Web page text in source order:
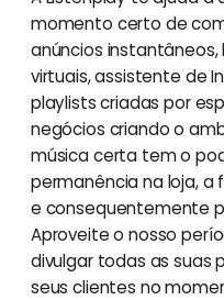
momento certo de
anúncios
virtuais, assistente de
playlists criadas por
negócios criando o
música certa tem o
permanência na loja, a
e consequentemente
Aproveite o nosso
divulgar todas as suas
seus clientes no